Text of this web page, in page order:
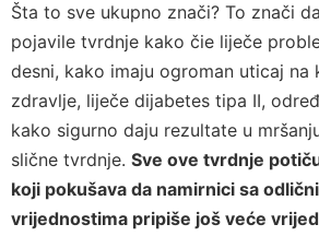
Šta to sve ukupno znači? To znači
pojavile tvrdnje kako čie liječe
desni, kako imaju ogroman uticaj na
zdravlje, liječe dijabetes tipa II,
kako sigurno daju rezultate u
slične tvrdnje. Sve ove tvrdnje
koji pokušava da namirnici sa
vrijednostima pripiše još veće